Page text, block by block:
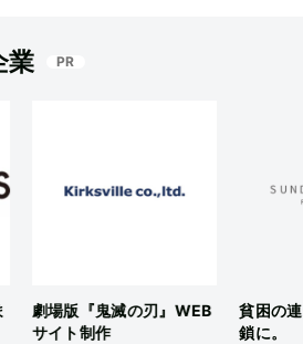
業 PR
劇場版『鬼滅の刃』WEB
サイト制作
貧困の
鎖に。